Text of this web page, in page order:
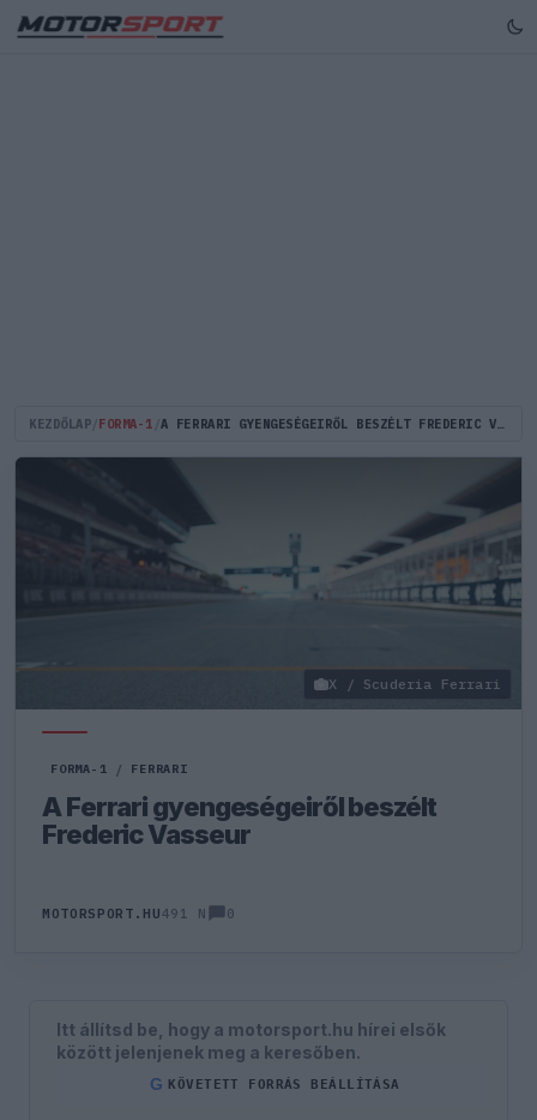
KEZDŐLAP FORMA-1 A FERRARI GYENGESÉGEIRŐL BESZÉLT FREDERIC VASSEUR
X / Scuderia Ferrari
FORMA-1 / FERRARI
A Ferrari gyengeségeiről beszélt
Frederic Vasseur
MOTORSPORT.HU491 N 0
Itt állítsd be, hogy a motorsport.hu hírei elsők
között jelenjenek meg a keresőben.
G KÖVETETT FORRÁS BEÁLLÍTÁSA